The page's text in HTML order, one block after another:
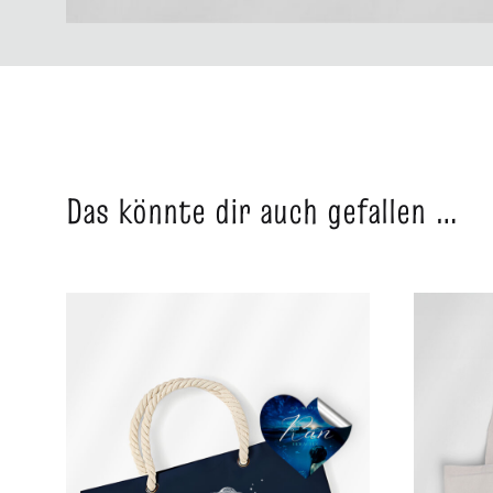
Das könnte dir auch gefallen …